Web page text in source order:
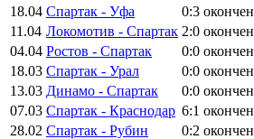
18.04 Спартак - Уфа 0:3 окончен
11.04 Локомотив - Спартак 2:0 окончен
04.04 Ростов - Спартак 0:0 окончен
18.03 Спартак - Урал 0:0 окончен
13.03 Динамо - Спартак 0:0 окончен
07.03 Спартак - Краснодар 6:1 окончен
28.02 Спартак - Рубин 0:2 окончен